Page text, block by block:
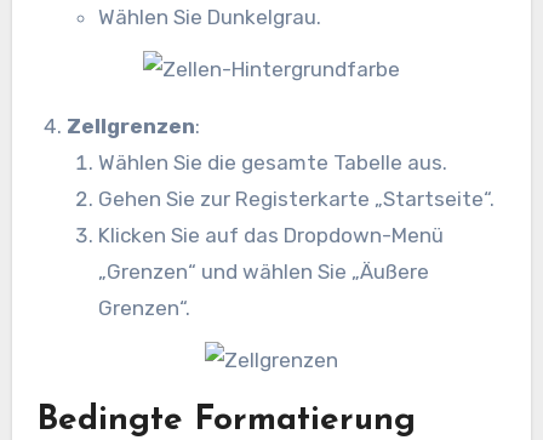
Wählen Sie Dunkelgrau.
Zellgrenzen:
Wählen Sie die gesamte Tabelle aus.
Gehen Sie zur Registerkarte „Startseite“.
Klicken Sie auf das Dropdown-Menü
„Grenzen“ und wählen Sie „Äußere
Grenzen“.
Bedingte Formatierung